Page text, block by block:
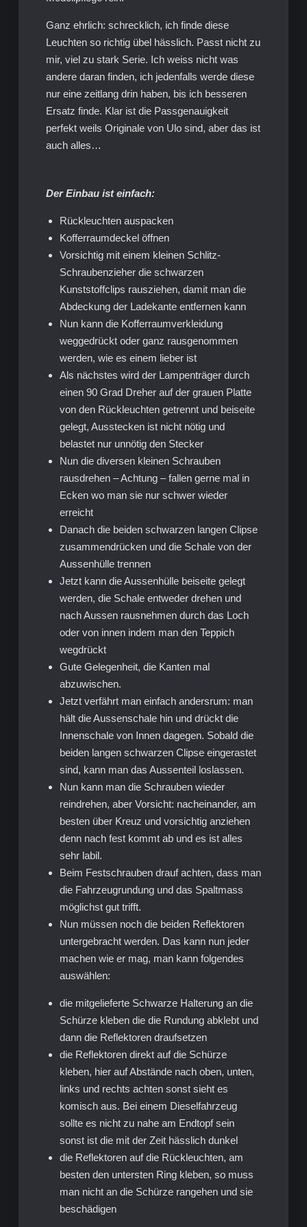
Ganz ehrlich: schrecklich, ich finde diese
Leuchten so richtig übel hässlich. Passt nicht zu
mir, viel zu stark Serie. Ich weiss nicht was
andere daran finden, ich jedenfalls werde diese
nur eine zeitlang drin haben, bis ich besseren
Ersatz finde. Klar ist die Passgenauigkeit
perfekt weils Originale von Ulo sind, aber das ist
auch alles…
Der Einbau ist einfach:
Rückleuchten auspacken
Kofferraumdeckel öffnen
Vorsichtig mit einem kleinen Schlitz-
Schraubenzieher die schwarzen
Kunststoffclips rausziehen, damit man die
Abdeckung der Ladekante entfernen kann
Nun kann die Kofferraumverkleidung
weggedrückt oder ganz rausgenommen
werden, wie es einem lieber ist
Als nächstes wird der Lampenträger durch
einen 90 Grad Dreher auf der grauen Platte
von den Rückleuchten getrennt und beiseite
gelegt, Ausstecken ist nicht nötig und
belastet nur unnötig den Stecker
Nun die diversen kleinen Schrauben
rausdrehen – Achtung – fallen gerne mal in
Ecken wo man sie nur schwer wieder
erreicht
Danach die beiden schwarzen langen Clipse
zusammendrücken und die Schale von der
Aussenhülle trennen
Jetzt kann die Aussenhülle beiseite gelegt
werden, die Schale entweder drehen und
nach Aussen rausnehmen durch das Loch
oder von innen indem man den Teppich
wegdrückt
Gute Gelegenheit, die Kanten mal
abzuwischen.
Jetzt verfährt man einfach andersrum: man
hält die Aussenschale hin und drückt die
Innenschale von Innen dagegen. Sobald die
beiden langen schwarzen Clipse eingerastet
sind, kann man das Aussenteil loslassen.
Nun kann man die Schrauben wieder
reindrehen, aber Vorsicht: nacheinander, am
besten über Kreuz und vorsichtig anziehen
denn nach fest kommt ab und es ist alles
sehr labil.
Beim Festschrauben drauf achten, dass man
die Fahrzeugrundung und das Spaltmass
möglichst gut trifft.
Nun müssen noch die beiden Reflektoren
untergebracht werden. Das kann nun jeder
machen wie er mag, man kann folgendes
auswählen:
die mitgelieferte Schwarze Halterung an die
Schürze kleben die die Rundung abklebt und
dann die Reflektoren draufsetzen
die Reflektoren direkt auf die Schürze
kleben, hier auf Abstände nach oben, unten,
links und rechts achten sonst sieht es
komisch aus. Bei einem Dieselfahrzeug
sollte es nicht zu nahe am Endtopf sein
sonst ist die mit der Zeit hässlich dunkel
die Reflektoren auf die Rückleuchten, am
besten den untersten Ring kleben, so muss
man nicht an die Schürze rangehen und sie
beschädigen